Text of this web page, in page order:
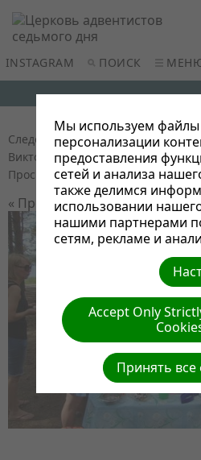
INSTAGRAM ПОИСК
Следопытский пикник на о.Суя
Виктор Админ | Размер (МБ): 0.1
Просмотров: 0
« ПредыдущийСледующий »
Мы используем файлы
персонализации
предоставления
сетей и анализа
также делимся
использовании
нашими партнерами
сетям, рекламе и
Accept Only
Принять